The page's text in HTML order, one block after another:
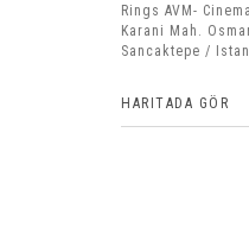
Rings AVM-
Karani Mah.
Sancaktepe /
HARITADA GÖR